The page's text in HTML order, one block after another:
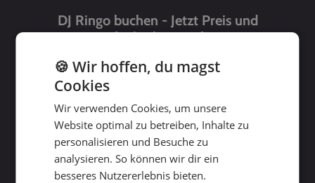
DJ Ringo buchen - Jetzt Preis und
Verfügbarkeit prüfen!
bis
🍪 Wir hoffen, du magst
Cookies
Wir verwenden Cookies, um unsere
Website optimal zu betreiben, Inhalte zu
personalisieren und Besuche zu
analysieren. So können wir dir ein
besseres Nutzererlebnis bieten.